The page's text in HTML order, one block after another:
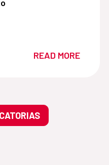
READ MORE